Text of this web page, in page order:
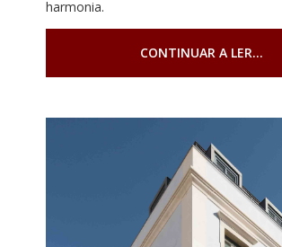
harmonia.
CONTINUAR A LER...